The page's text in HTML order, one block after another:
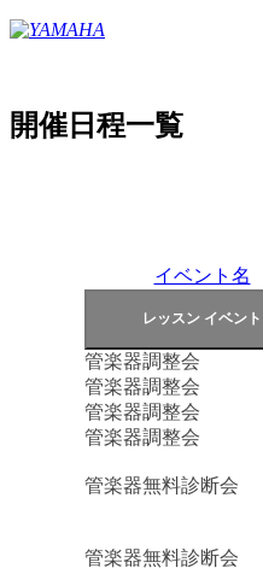
開催日程一覧
イベント名
管楽器調整会
管楽器調整会
管楽器調整会
管楽器調整会
管楽器無料診断会
管楽器無料診断会